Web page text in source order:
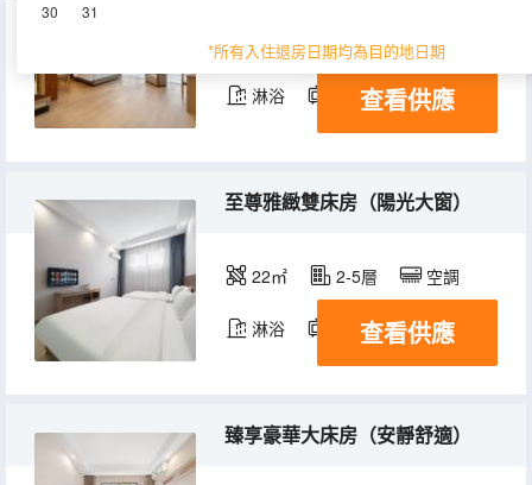
30 31
*所有入住退房日期均為目的地日期
30㎡ 2-5層 空調
淋浴 電視機
查看供應
至尊雅緻雙床房（陽光大窗）
22㎡ 2-5層 空調
淋浴 電視機
查看供應
臻享豪華大床房（安靜舒適）